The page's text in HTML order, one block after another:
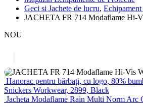
Geci si Jachete de lucru, Echipament
JACHETA FR 714 Modaflame Hi-
NOU
Hanorac pentru bărbați, cu logo, 80%
Snickers Workwear, 2899, Black
Jacheta Modaflame Rain Multi Norm Arc